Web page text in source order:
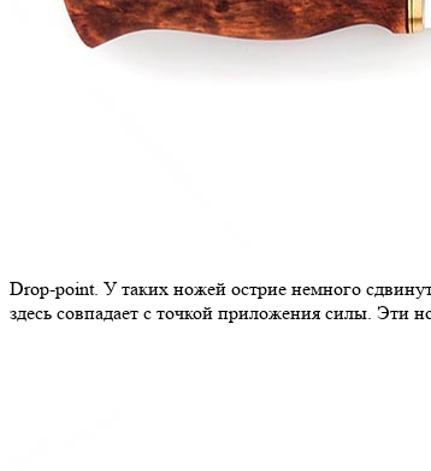
Drop-point. У таких ножей острие немного
здесь совпадает с точкой приложения силы.